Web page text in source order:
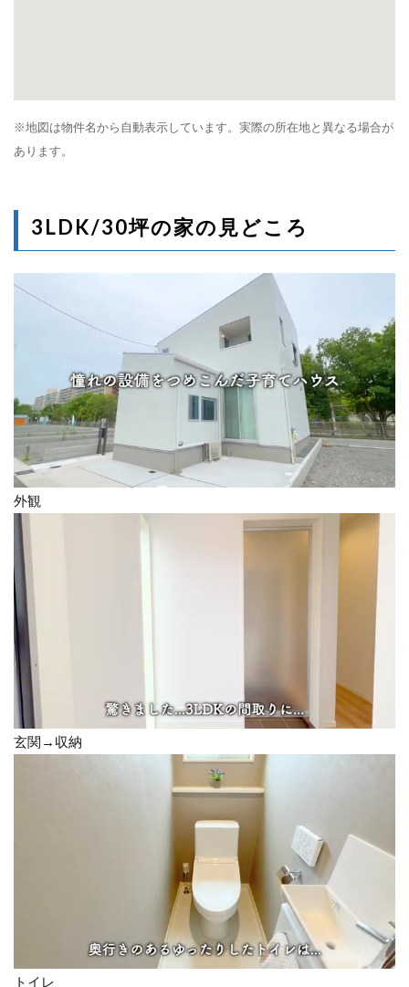
※地図は物件名から自動表示しています。実際の所在地と異なる場合が
あります。
3LDK/30坪の家の見どころ
外観
玄関→収納
トイレ